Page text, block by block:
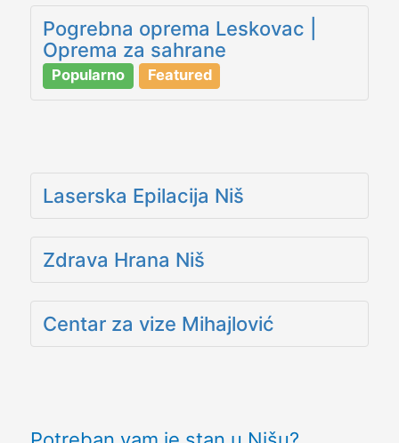
Pogrebna oprema Leskovac |
Oprema za sahrane
Popularno Featured
Laserska Epilacija Niš
Zdrava Hrana Niš
Centar za vize Mihajlović